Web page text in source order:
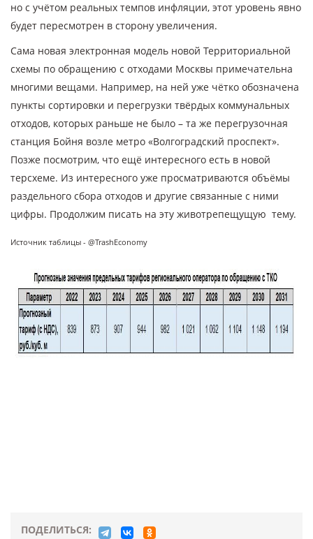
но с учётом реальных темпов инфляции, этот уровень явно
будет пересмотрен в сторону увеличения.
Сама новая электронная модель новой Территориальной
схемы по обращению с отходами Москвы примечательна
многими вещами. Например, на ней уже чётко обозначена
пункты сортировки и перегрузки твёрдых коммунальных
отходов, которых раньше не было – та же перегрузочная
станция Бойня возле метро «Волгоградский проспект».
Позже посмотрим, что ещё интересного есть в новой
терсхеме. Из интересного уже просматриваются объёмы
раздельного сбора отходов и другие связанные с ними
цифры. Продолжим писать на эту животрепещущую тему.
Источник таблицы - @TrashEconomy
ПОДЕЛИТЬСЯ: